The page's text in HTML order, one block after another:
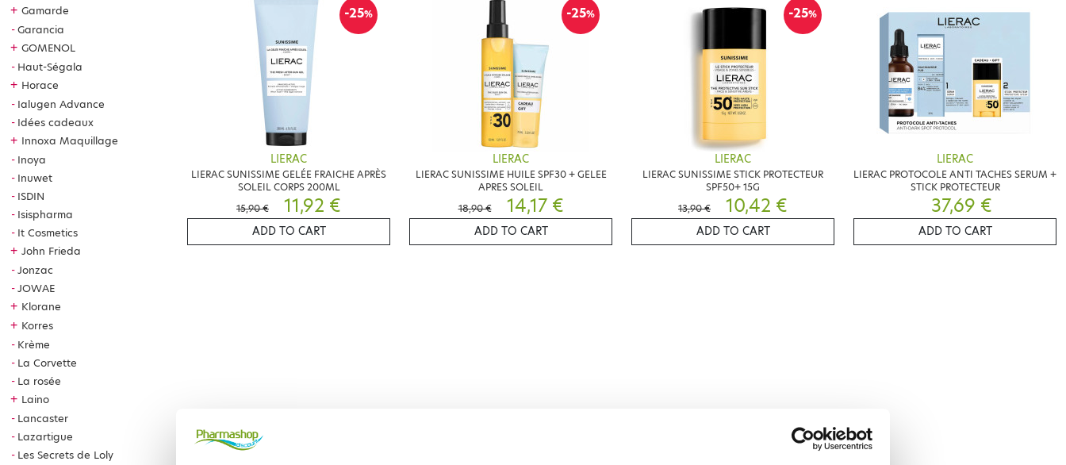
+ Gamarde
Garancia
+ GOMENOL
Haut-Ségala
+ Horace
Ialugen Advance
Idées cadeaux
+ Innoxa Maquillage
Inoya
Inuwet
ISDIN
Isispharma
It Cosmetics
+ John Frieda
Jonzac
JOWAE
+ Klorane
+ Korres
Krème
La Corvette
La rosée
+ Laino
Lancaster
Lazartigue
Les Secrets de Loly
-25%
LIERAC
LIERAC SUNISSIME GELÉE FRAICHE APRÈS
SOLEIL CORPS 200ML
15,90 €
11,92 €
ADD TO CART
-25%
LIERAC
LIERAC SUNISSIME HUILE SPF30 + GELEE
APRES SOLEIL
18,90 €
14,17 €
ADD TO CART
-25%
LIERAC
LIERAC SUNISSIME STICK PROTECTEUR
SPF50+ 15G
13,90 €
10,42 €
ADD TO CART
LIERAC
LIERAC PROTOCOLE ANTI TACHES SERUM +
STICK PROTECTEUR
37,69 €
ADD TO CART